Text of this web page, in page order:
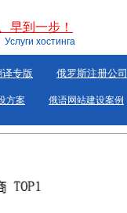
早到一步！
хостинга
专版 俄罗斯注册公司
方案 俄语网站建设案例